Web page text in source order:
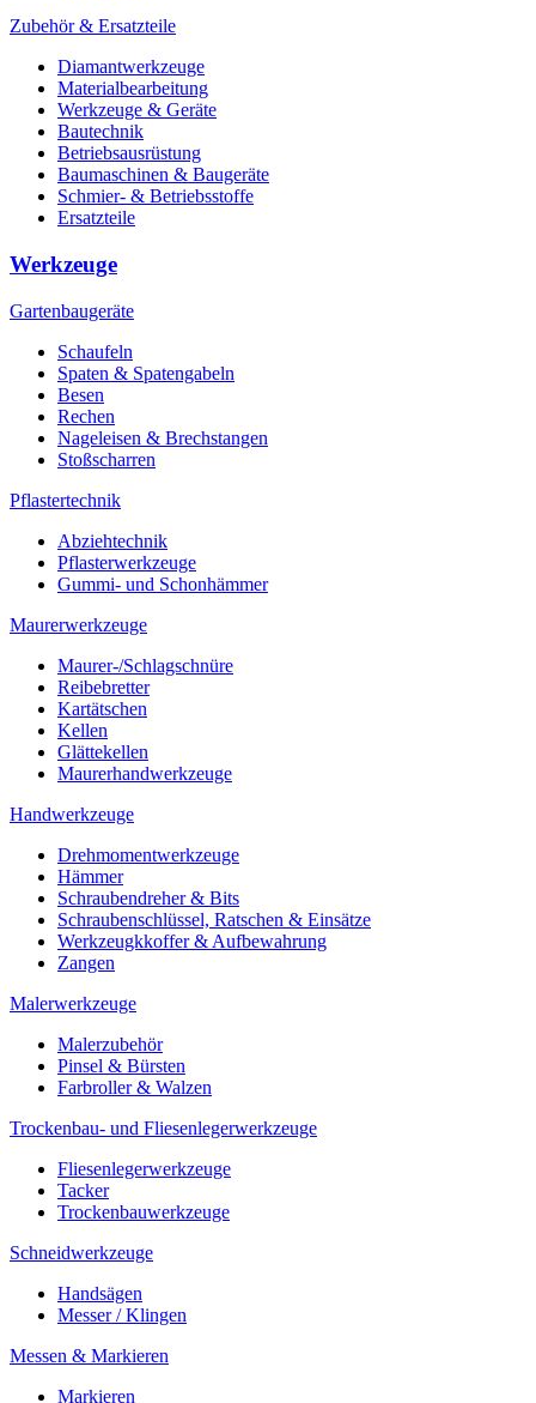
Zubehör & Ersatzteile
Diamantwerkzeuge
Materialbearbeitung
Werkzeuge & Geräte
Bautechnik
Betriebsausrüstung
Baumaschinen & Baugeräte
Schmier- & Betriebsstoffe
Ersatzteile
Werkzeuge
Gartenbaugeräte
Schaufeln
Spaten & Spatengabeln
Besen
Rechen
Nageleisen & Brechstangen
Stoßscharren
Pflastertechnik
Abziehtechnik
Pflasterwerkzeuge
Gummi- und Schonhämmer
Maurerwerkzeuge
Maurer-/Schlagschnüre
Reibebretter
Kartätschen
Kellen
Glättekellen
Maurerhandwerkzeuge
Handwerkzeuge
Drehmomentwerkzeuge
Hämmer
Schraubendreher & Bits
Schraubenschlüssel, Ratschen & Einsätze
Werkzeugkkoffer & Aufbewahrung
Zangen
Malerwerkzeuge
Malerzubehör
Pinsel & Bürsten
Farbroller & Walzen
Trockenbau- und Fliesenlegerwerkzeuge
Fliesenlegerwerkzeuge
Tacker
Trockenbauwerkzeuge
Schneidwerkzeuge
Handsägen
Messer / Klingen
Messen & Markieren
Markieren